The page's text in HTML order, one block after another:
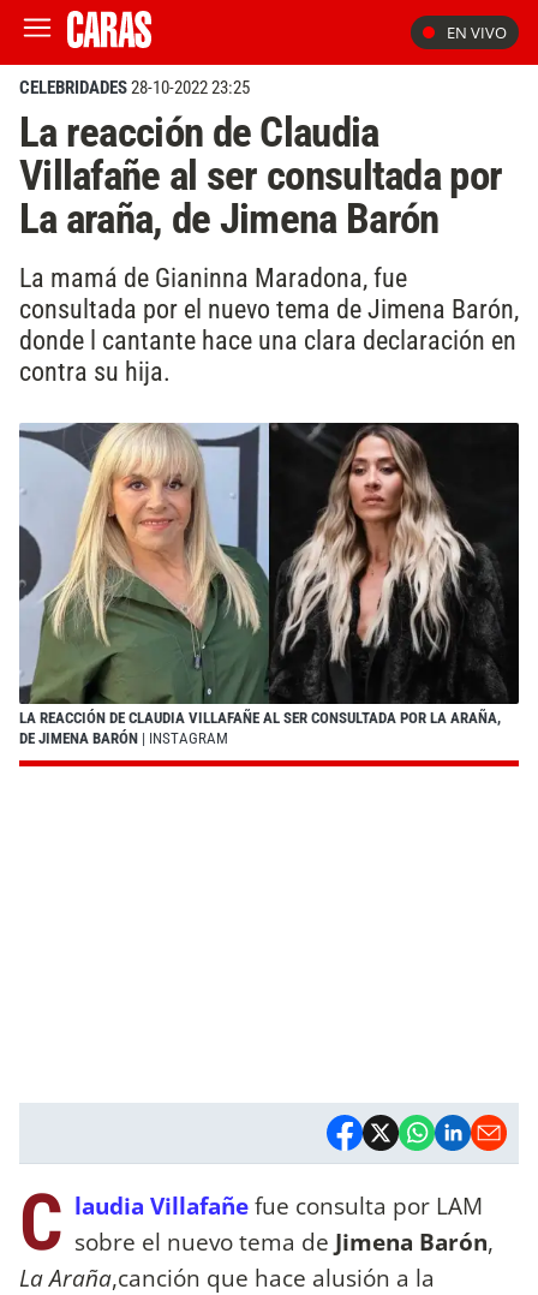
EN VIVO
CELEBRIDADES28-10-2022 23:25
La reacción de Claudia
Villafañe al ser consultada por
La araña, de Jimena Barón
La mamá de Gianinna Maradona, fue
consultada por el nuevo tema de Jimena Barón,
donde l cantante hace una clara declaración en
contra su hija.
LA REACCIÓN DE CLAUDIA VILLAFAÑE AL SER CONSULTADA POR LA ARAÑA,
DE JIMENA BARÓN | INSTAGRAM
C laudia Villafañefue consulta por LAM
sobre el nuevo tema de Jimena Barón,
La Araña,canción que hace alusión a la